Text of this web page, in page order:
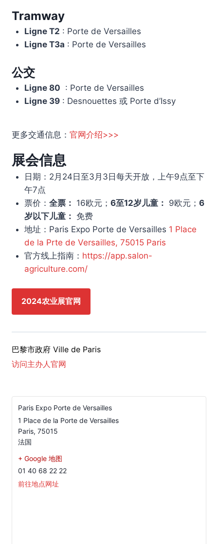
Tramway
Ligne T2 : Porte de Versailles
Ligne T3a : Porte de Versailles
公交
Ligne 80 : Porte de Versailles
Ligne 39: Desnouettes 或 Porte d’Issy
更多交通信息： 官网介绍>>>
展会信息
日期：2月24日至3月3日每天开放，上午9点至下
午7点
票价： 全票： 16欧元； 6至12岁儿童： 9欧元； 6
岁以下儿童： 免费
地址：Paris Expo Porte de Versailles 1 Place
de la Prte de Versailles, 75015 Paris
官方线上指南： https://app.salon-
agriculture.com/
2024农业展官网
巴黎市政府 Ville de Paris
访问主办人官网
Paris Expo Porte de Versailles
1 Place de la Porte de Versailles
Paris, 75015
法国
+ Google 地图
01 40 68 22 22
前往地点网址